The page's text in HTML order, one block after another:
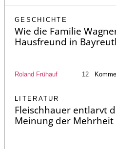
GESCHICHTE
Wie die Familie
Hausfreund in
Roland Frühauf 12
LITERATUR
Fleischhauer entlarvt
Meinung der Mehrheit